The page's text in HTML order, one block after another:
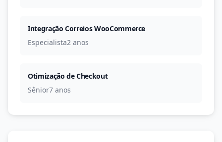
Integração Correios WooCommerce
Especialista2 anos
Otimização de Checkout
Sênior7 anos